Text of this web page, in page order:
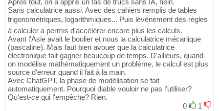
Après tout, on a appris un tas de trucs sans IA, hein.
Sans calculatrice aussi. Avec des cahiers remplis de tables
trigonométriques, logarithmiques... Puis lévénement des règles
à calculer a permis d'accélérer encore plus les calculs.
Avant l'Asie avait le boulier et nous la calculatrice mécanique
(pascaline). Mais faut bien avouer que la calculatrice
électronique fait gagner beaucoup de temps. D'ailleurs, quand
on modélise mathématiquement un problème, le calcul est plus
source d'erreur quand il fait à la main.
Avec ChatGPT, la phase de modélisation se fait
automatiquement. Pourquoi diable vouloir ne pas l'utiliser?
Qu'est-ce qui l'empêche? Rien.
0
1